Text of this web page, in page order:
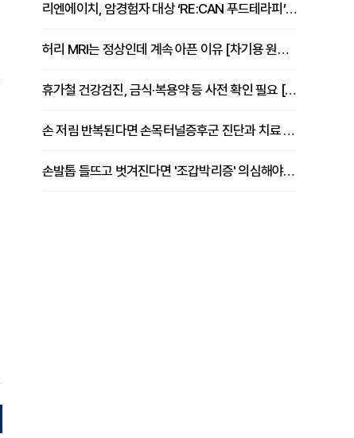
리엔에이치, 암경험자 대상 ‘RE:CAN 푸드테라피’ 운영
허리 MRI는 정상인데 계속 아픈 이유 [차기용 원장 칼럼]
휴가철 건강검진, 금식·복용약 등 사전 확인 필요 [정도감 원장 칼럼]
손 저림 반복된다면 손목터널증후군 진단과 치료 시기 살펴야 [김동현 원장 칼럼]
손발톱 들뜨고 벗겨진다면 '조갑박리증' 의심해야 [김철윤 원장 칼럼]